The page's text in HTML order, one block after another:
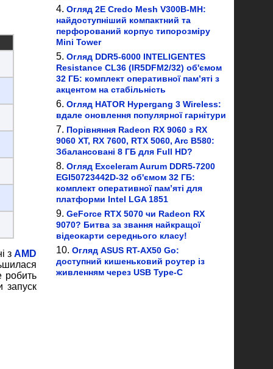
з AMD
робить
запуск
Огляд 2E Credo Mesh V300B-MH:
найдоступніший компактний та
перфорований корпус типорозміру
Mini Tower
Огляд DDR5-6000 INTELIGENTES
Resistance CL36 (IR5DFM2/32) об'ємом
32 ГБ: комплект оперативної пам’яті з
акцентом на стабільність
Огляд HATOR Hypergang 3 Wireless:
вдале оновлення популярної гарнітури
Порівняння Radeon RX 9060 з RX
9060 XT, RX 7600, RTX 5060, Arc B580:
Збалансовані 8 ГБ для Full HD?
Огляд Exceleram Aurum DDR5-7200
EGI50723442D-32 об'ємом 32 ГБ:
комплект оперативної пам’яті для
платформи Intel LGA 1851
GeForce RTX 5070 чи Radeon RX
9070? Битва за звання найкращої
відеокарти середнього класу!
Огляд ASUS RT-AX50 Go:
доступний кишеньковий роутер із
живленням через USB Type-C